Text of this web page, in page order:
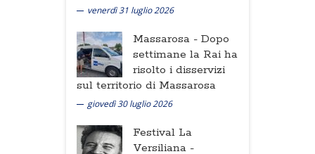
venerdì 31 luglio 2026
Massarosa - Dopo
settimane la Rai ha
risolto i disservizi
sul territorio di Massarosa
giovedì 30 luglio 2026
Festival La
Versiliana -